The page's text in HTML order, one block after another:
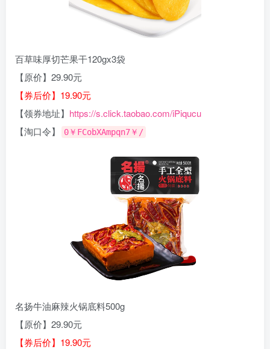
百草味厚切芒果干120gx3袋
【原价】29.90元
【券后价】19.90元
【领券地址】 https://s.click.taobao.com/iPiqucu
【淘口令】
0￥FCobXAmpqn7￥/
名扬牛油麻辣火锅底料500g
【原价】29.90元
【券后价】19.90元